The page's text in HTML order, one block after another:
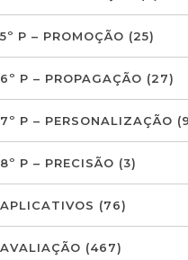
5º P – PROMOÇÃO (25)
6º P – PROPAGAÇÃO (27)
7º P – PERSONALIZAÇÃO
8º P – PRECISÃO (3)
APLICATIVOS (76)
AVALIAÇÃO (467)